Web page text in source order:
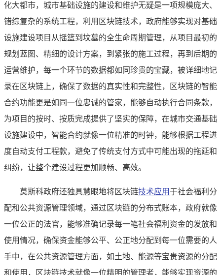
化大都市，城市基础设施的建设和维护无疑是一项规模庞大、
错综复杂的系统工程，利用区块链技术，政府能够实现对基础
设施建设项目从摇篮到坟墓的全生命周期管理，从项目最初的
规划蓝图、精细的设计方案，到紧张的施工过程，再到后期的
运营维护，每一个环节的数据都如同珍贵的宝藏，被详细地记
录在区块链上，确保了数据的真实性和完整性，区块链的智能
合约功能更是如同一位忠诚的管家，能够自动执行合同条款，
为项目的按时、按质完成提供了坚实的保障，在城市交通基础
设施建设中，智能合约就像一位精准的时钟，能够根据工程进
度自动支付工程款，避免了传统支付方式中可能出现的拖延和
纠纷，让整个建设过程更加顺畅、高效。
莫斯科政府还独具慧眼地将区块链技术应用于社会福利分
配和公共资源管理领域，通过区块链的分布式账本，政府就像
一位公正的法官，能够准确记录每一笔社会福利资金的发放和
使用情况，确保资金能够公平、公正地分配到每一位需要的人
手中，在公共资源管理方面，如土地、能源等宝贵资源的分配
和使用，区块链技术就像一位精明的管理者，能够实现资源的